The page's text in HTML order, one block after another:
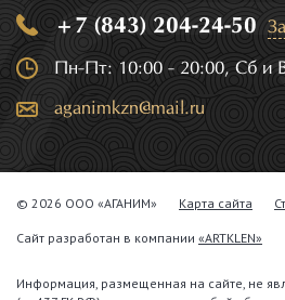
+7 (843) 204-24-50
Пн-Пт: 10:00 - 20:00, Сб и
aganimkzn@mail.ru
© 2026 ООО «АГАНИМ» Карта сайта
Сайт разработан в компании «ARTKLEN»
Информация, размещенная на сайте, не